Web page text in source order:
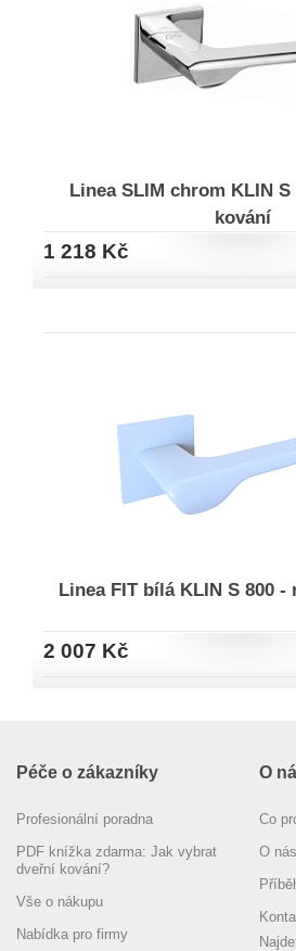
Linea SLIM chrom KLIN
kování
1 218 Kč
Linea FIT bílá KLIN S 800 -
2 007 Kč
Péče o zákazníky
Profesionální poradna
PDF knížka zdarma: Jak vybrat
dveřní kování?
Vše o nákupu
Nabídka pro firmy
O
Co
O nás